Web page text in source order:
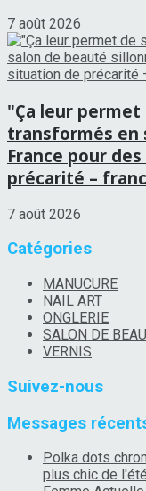
7 août 2026
"Ça leur permet
transformés en
France pour
précarité –
7 août 2026
Catégories
MANUCURE
NAIL ART
ONGLERIE
SALON DE
VERNIS
Suivez-nous
Messages
Polka dots
plus chic de